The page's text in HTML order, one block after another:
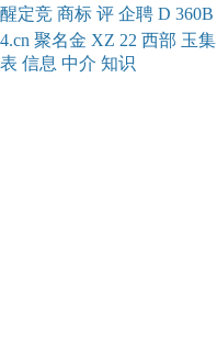
醒定竞 商标 评 企聘 D 360B
4.cn 聚名金 XZ 22 西部 玉集
表 信息 中介 知识